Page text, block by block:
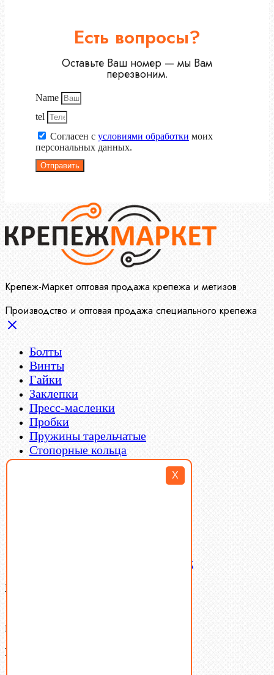
X
Есть вопросы?
Оставьте Ваш номер — мы Вам
перезвоним.
Name
tel
Согласен с условиями обработки моих
персональных данных.
Отправить
Крепеж-Маркет оптовая продажа крепежа и метизов
Производство и оптовая продажа специального крепежа
Болты
Винты
Гайки
Заклепки
Пресс-масленки
Пробки
Пружины тарельчатые
Стопорные кольца
Такелаж
Латунный и бронзовый крепеж
Ваша корзина
В корзине нет товаров.
Поиск